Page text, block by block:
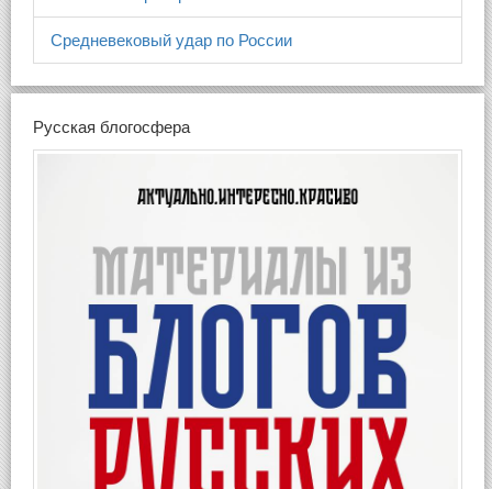
Средневековый удар по России
Русская блогосфера